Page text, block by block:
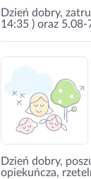
Dzień dobry,
14:35 ) oraz
Dzień dobry,
opiekuńcza,